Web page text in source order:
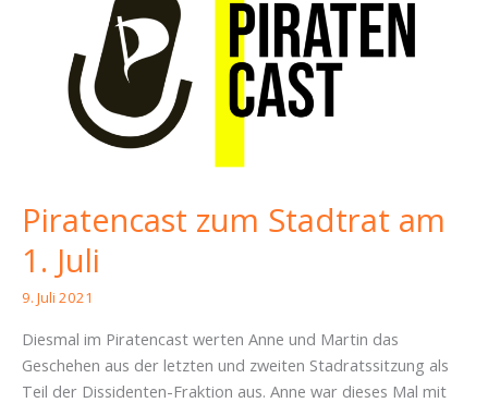
Piratencast zum Stadtrat am
1. Juli
9. Juli 2021
Diesmal im Piratencast werten Anne und Martin das
Geschehen aus der letzten und zweiten Stadratssitzung als
Teil der Dissidenten-Fraktion aus. Anne war dieses Mal mit